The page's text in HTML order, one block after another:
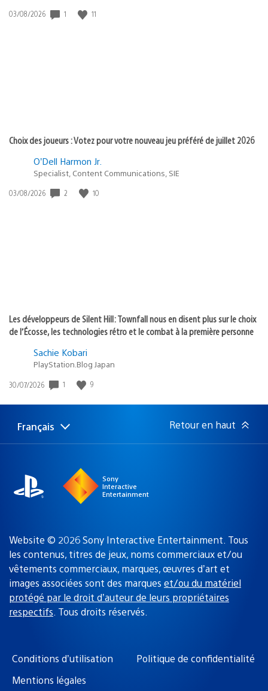
Date
03/08/2026 1 11
Choix des joueurs : Votez pour votre nouveau jeu préféré de juillet 2026
O’Dell Harmon Jr.
Specialist, Content Communications, SIE
Date
03/08/2026 2 10
Les développeurs de Silent Hill: Townfall nous en disent plus sur le choix
de l’Écosse, les technologies rétro et le combat à la première personne
Sachie Kobari
PlayStation.Blog Japan
Date
publication
30/07/2026 1 9
Choisir
une
Région
actuelle
Français Retour en haut
Sony
Interactive
Entertainment
Website © 2026 Sony Interactive Entertainment. Tous
les contenus, titres de jeux, noms commerciaux et/ou
vêtements commerciaux, marques, œuvres d’art et
images associées sont des marques et/ou du matériel
protégé par le droit d’auteur de leurs propriétaires
respectifs. Tous droits réservés.
Conditions d’utilisation
Politique de confidentialité
Mentions légales